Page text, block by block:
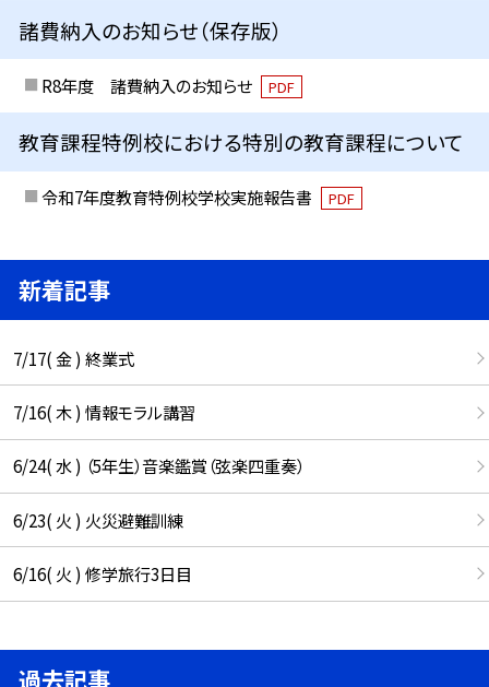
諸費納入のお知らせ（保存版）
R8年度 諸費納入のお知らせ PDF
教育課程特例校における特別の教育課程について
令和7年度教育特例校学校実施報告書 PDF
新着記事
7/17( 金 ) 終業式
7/16( 木 ) 情報モラル講習
6/24( 水 ) （5年生）音楽鑑賞（弦楽四重奏）
6/23( 火 ) 火災避難訓練
6/16( 火 ) 修学旅行3日目
過去記事